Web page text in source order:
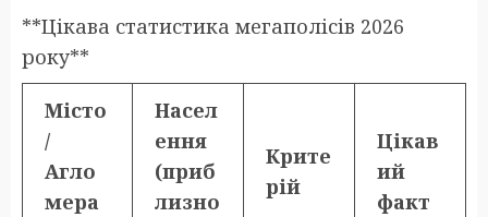
**Цікава статистика мегаполісів 2026
року**
Місто
/
Агло
мера
Насел
ення
(приб
лизно
Крите
рій
Цікав
ий
факт